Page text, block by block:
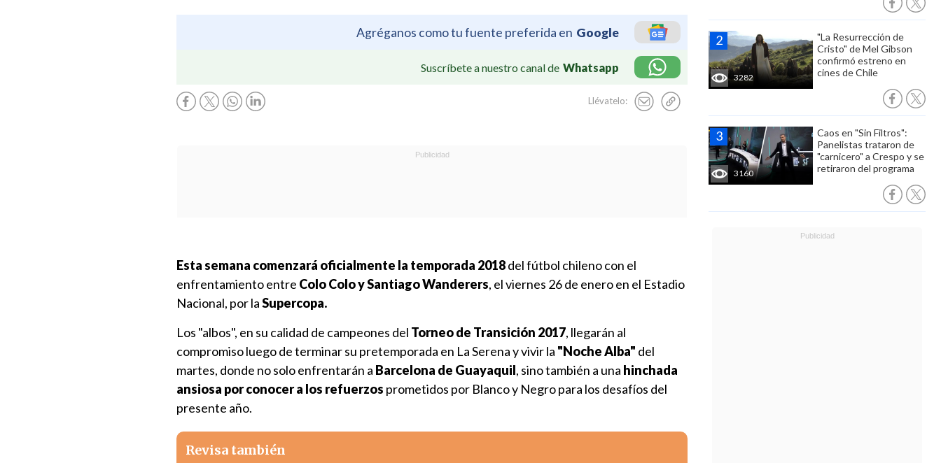
Agréganos como tu fuente preferida en Google
Suscríbete a nuestro canal de Whatsapp
Llévatelo:
3282
"La Resurrección de
Cristo" de Mel Gibson
confirmó estreno en
cines de Chile
3160
Caos en "Sin Filtros":
Panelistas trataron de
"carnicero" a Crespo y se
retiraron del programa
Esta semana comenzará oficialmente la temporada 2018del fútbol chileno con el
enfrentamiento entre Colo Colo y Santiago Wanderers, el viernes 26 de enero en el Estadio
Nacional, por laSupercopa.
Los "albos", en su calidad de campeones del Torneo de Transición 2017, llegarán al
compromiso luego de terminar su pretemporada en La Serena y vivir la "Noche Alba" del
martes, donde no solo enfrentarán a Barcelona de Guayaquil, sino también a una hinchada
ansiosa por conocer a los refuerzos prometidos por Blanco y Negro para los desafíos del
presente año.
Revisa también